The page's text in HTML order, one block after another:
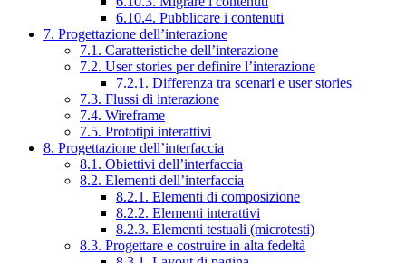
6.10.4. Pubblicare i contenuti
7. Progettazione dell’interazione
7.1. Caratteristiche dell’interazione
7.2. User stories per definire l’interazione
7.2.1. Differenza tra scenari e user stories
7.3. Flussi di interazione
7.4. Wireframe
7.5. Prototipi interattivi
8. Progettazione dell’interfaccia
8.1. Obiettivi dell’interfaccia
8.2. Elementi dell’interfaccia
8.2.1. Elementi di composizione
8.2.2. Elementi interattivi
8.2.3. Elementi testuali (microtesti)
8.3. Progettare e costruire in alta fedeltà